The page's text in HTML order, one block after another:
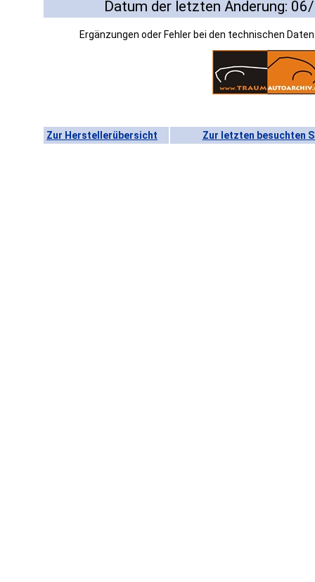
Datum der letzten Änderung:
Ergänzungen oder Fehler bei den technischen
Zur Herstellerübersicht Zur letzten besuchten